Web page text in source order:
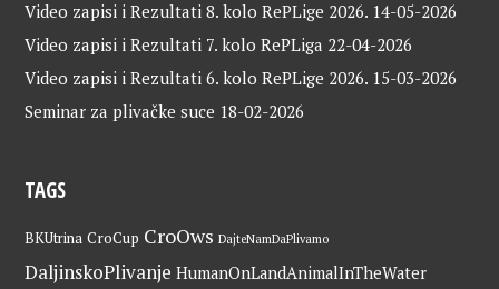
Video zapisi i Rezultati 8. kolo RePLige 2026. 14-05-2026
Video zapisi i Rezultati 7. kolo RePLiga 22-04-2026
Video zapisi i Rezultati 6. kolo RePLige 2026. 15-03-2026
Seminar za plivačke suce 18-02-2026
TAGS
BKUtrina CroCup CroOws DajteNamDaPlivamo
DaljinskoPlivanje HumanOnLandAnimalInTheWater